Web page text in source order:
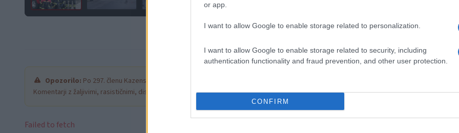
or app.
I want to allow Google to enable storage related to personalization.
I want to allow Google to enable storage related to security, including
authentication functionality and fraud prevention, and other user protection.
CONFIRM
Opozorilo: Po 297. členu Kazenskega zakonika je posameznik kazensko odgovoren za javno spodbujanje sovraštva, nasilja ali
Komentarji z žaljivimi, rasističnimi, diskriminatornimi ali nezakonitimi vsebinami bodo odstranjeni. Pravila komentiranja →
Failed to fetch